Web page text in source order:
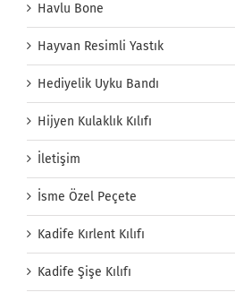
Havlu Bone
Hayvan Resimli Yastık
Hediyelik Uyku Bandı
Hijyen Kulaklık Kılıfı
İletişim
İsme Özel Peçete
Kadife Kırlent Kılıfı
Kadife Şişe Kılıfı